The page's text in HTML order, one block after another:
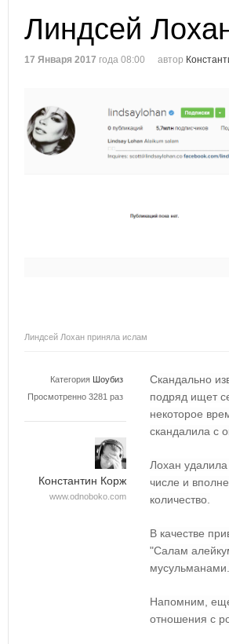
Линдсей
17 Января 2017 года 08:00 автор
Линдсей Лохан приняла ислам
Категория Шоубиз
Просмотренно 3281 раз
Константин Корж
www.odnoboko.com
Скандально
подряд ищет
некоторое
скандалила с
Лохан
числе и
количество.
В качестве
"Салам
мусульманами.
Напомним,
отношения с